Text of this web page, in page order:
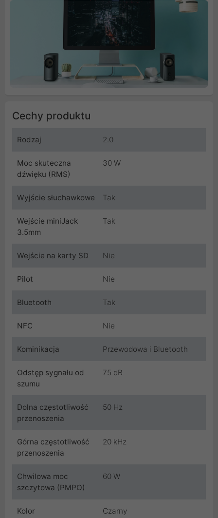
Cechy produktu
Rodzaj 2.0
Moc skuteczna
dźwięku (RMS)
30 W
Wyjście słuchawkowe Tak
Wejście miniJack
3.5mm
Tak
Wejście na karty SD Nie
Pilot Nie
Bluetooth Tak
NFC Nie
Kominikacja Przewodowa i Bluetooth
Odstęp sygnału od
szumu
75 dB
Dolna częstotliwość
przenoszenia
50 Hz
Górna częstotliwość
przenoszenia
20 kHz
Chwilowa moc
szczytowa (PMPO)
60 W
Kolor Czarny